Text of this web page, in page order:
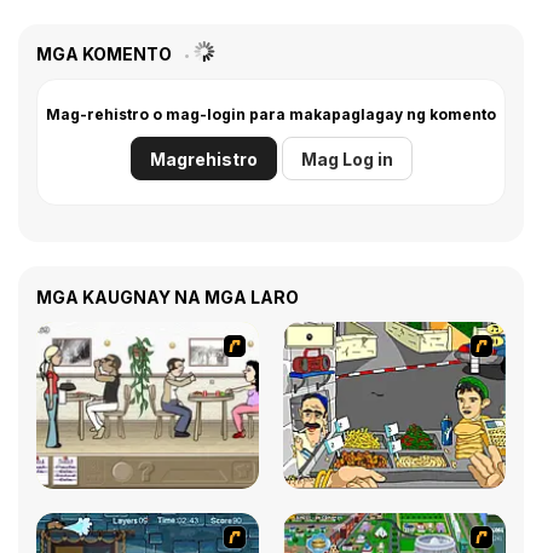
MGA KOMENTO
Mag-rehistro o mag-login para makapaglagay ng komento
Magrehistro Mag Log in
MGA KAUGNAY NA MGA LARO